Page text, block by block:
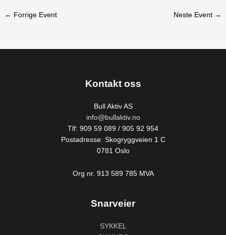
← Forrige Event Neste Event →
Kontakt oss
Bull Aktiv AS
info@bullaktiv.no
Tlf: 909 59 089 / 905 92 954
Postadresse: Skogryggveien 1 C
0781 Oslo
Org nr. 913 589 785 MVA
Snarveier
SYKKEL